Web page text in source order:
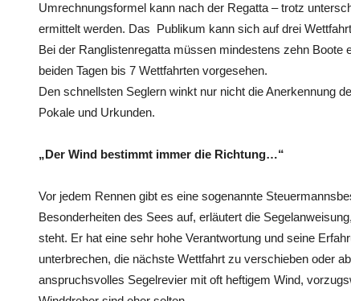
Umrechnungsformel kann nach der Regatta – trotz
ermittelt werden. Das Publikum kann sich auf drei
Bei der Ranglistenregatta müssen mindestens zehn Boote
beiden Tagen bis 7 Wettfahrten vorgesehen.
Den schnellsten Seglern winkt nur nicht die Anerkennung
Pokale und Urkunden.
„Der Wind bestimmt immer die Richtung…“
Vor jedem Rennen gibt es eine sogenannte
Besonderheiten des Sees auf, erläutert die
steht. Er hat eine sehr hohe Verantwortung und seine
unterbrechen, die nächste Wettfahrt zu verschieben oder
anspruchsvolles Segelrevier mit oft heftigem Wind,